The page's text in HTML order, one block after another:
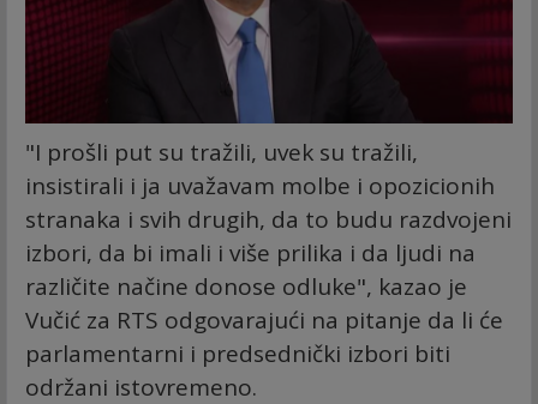
"I prošli put su tražili, uvek su tražili,
insistirali i ja uvažavam molbe i opozicionih
stranaka i svih drugih, da to budu razdvojeni
izbori, da bi imali i više prilika i da ljudi na
različite načine donose odluke", kazao je
Vučić za RTS odgovarajući na pitanje da li će
parlamentarni i predsednički izbori biti
održani istovremeno.